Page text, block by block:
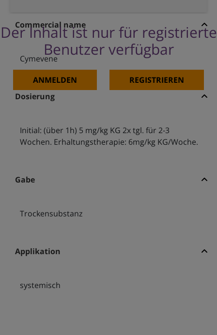
Der Inhalt ist nur für registrierte
Benutzer verfügbar
ANMELDEN REGISTRIEREN
Commercial name
Cymevene
Dosierung
Initial: (über 1h) 5 mg/kg KG 2x tgl. für 2-3
Wochen. Erhaltungstherapie: 6mg/kg KG/Woche.
Gabe
Trockensubstanz
Applikation
systemisch